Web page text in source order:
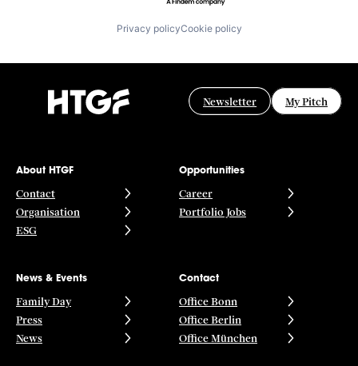
Privacy policyCookie policy
Newsletter My Pitch
About HTGF
Contact
Organisation
ESG
Opportunities
Career
Portfolio Jobs
News & Events
Family Day
Press
News
Contact
Office Bonn
Office Berlin
Office München